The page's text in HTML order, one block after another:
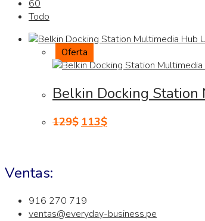
60
Todo
Oferta
Belkin Docking Station
129$ 113$
Ventas:
916 270 719
ventas@everyday-business.pe